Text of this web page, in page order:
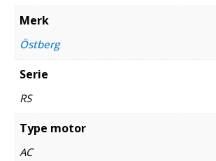
Merk
Östberg
Serie
RS
Type motor
AC